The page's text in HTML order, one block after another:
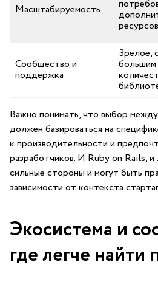
Масштабируемость
ресурсов
Сообщество ⁣и
поддержка
Зрелое,
⁣большим
Важно понимать, что⁣ выбор
должен базироваться на
к производительности и
⁢разработчиков. И Ruby ⁢on Rails,
сильные стороны и​ могут ‍быть
зависимости от контекста
Экосистема ‍и
где легче